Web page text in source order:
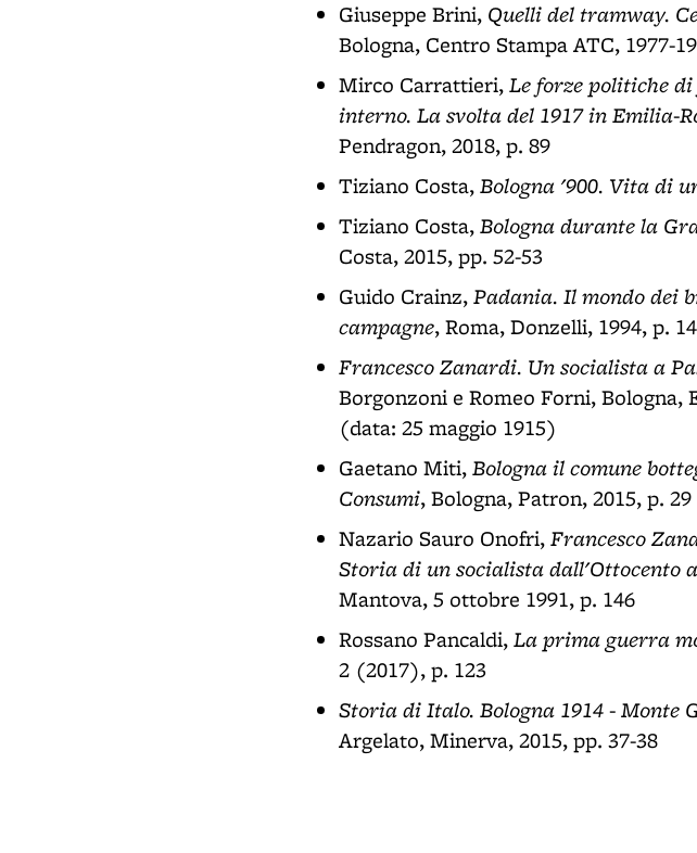
Giuseppe Brini, Quelli del tramway.
Bologna, Centro Stampa ATC, 1977-
Mirco Carrattieri,Le forze politiche
interno. La svolta del 1917 in Emilia-
Pendragon, 2018, p. 89
Tiziano Costa,Bologna '900. Vita di
Tiziano Costa,Bologna durante la
Costa, 2015, pp. 52-53
Guido Crainz,Padania. Il mondo dei
campagne, Roma, Donzelli, 1994, p.
Francesco Zanardi. Un socialista a
Borgonzoni e Romeo Forni, Bologna,
(data: 25 maggio 1915)
Gaetano Miti,Bologna il comune
Consumi, Bologna, Patron, 2015, p. 29
Nazario Sauro Onofri,Francesco
Storia di un socialista dall'Ottocento
Mantova, 5 ottobre 1991, p. 146
Rossano Pancaldi,La prima guerra
2 (2017), p. 123
Storia di Italo. Bologna 1914 - Monte
Argelato, Minerva, 2015, pp. 37-38